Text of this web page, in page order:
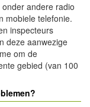
andere radio
mobiele telefonie.
inspecteurs
deze aanwezige
om de
gebied (van 100